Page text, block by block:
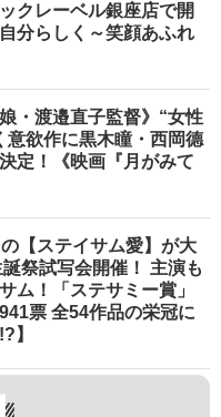
クレーベル銀座店で開
分らしく～笑顔あふれ
・渡邉直子監督》“女性
意欲作に黒木瞳・西岡德
定！《映画『月がみて
の【ステイサム愛】が大
祭試写会開催！ 主演も
ム！「ステサミー賞」
票 全54作品の栄冠に
】